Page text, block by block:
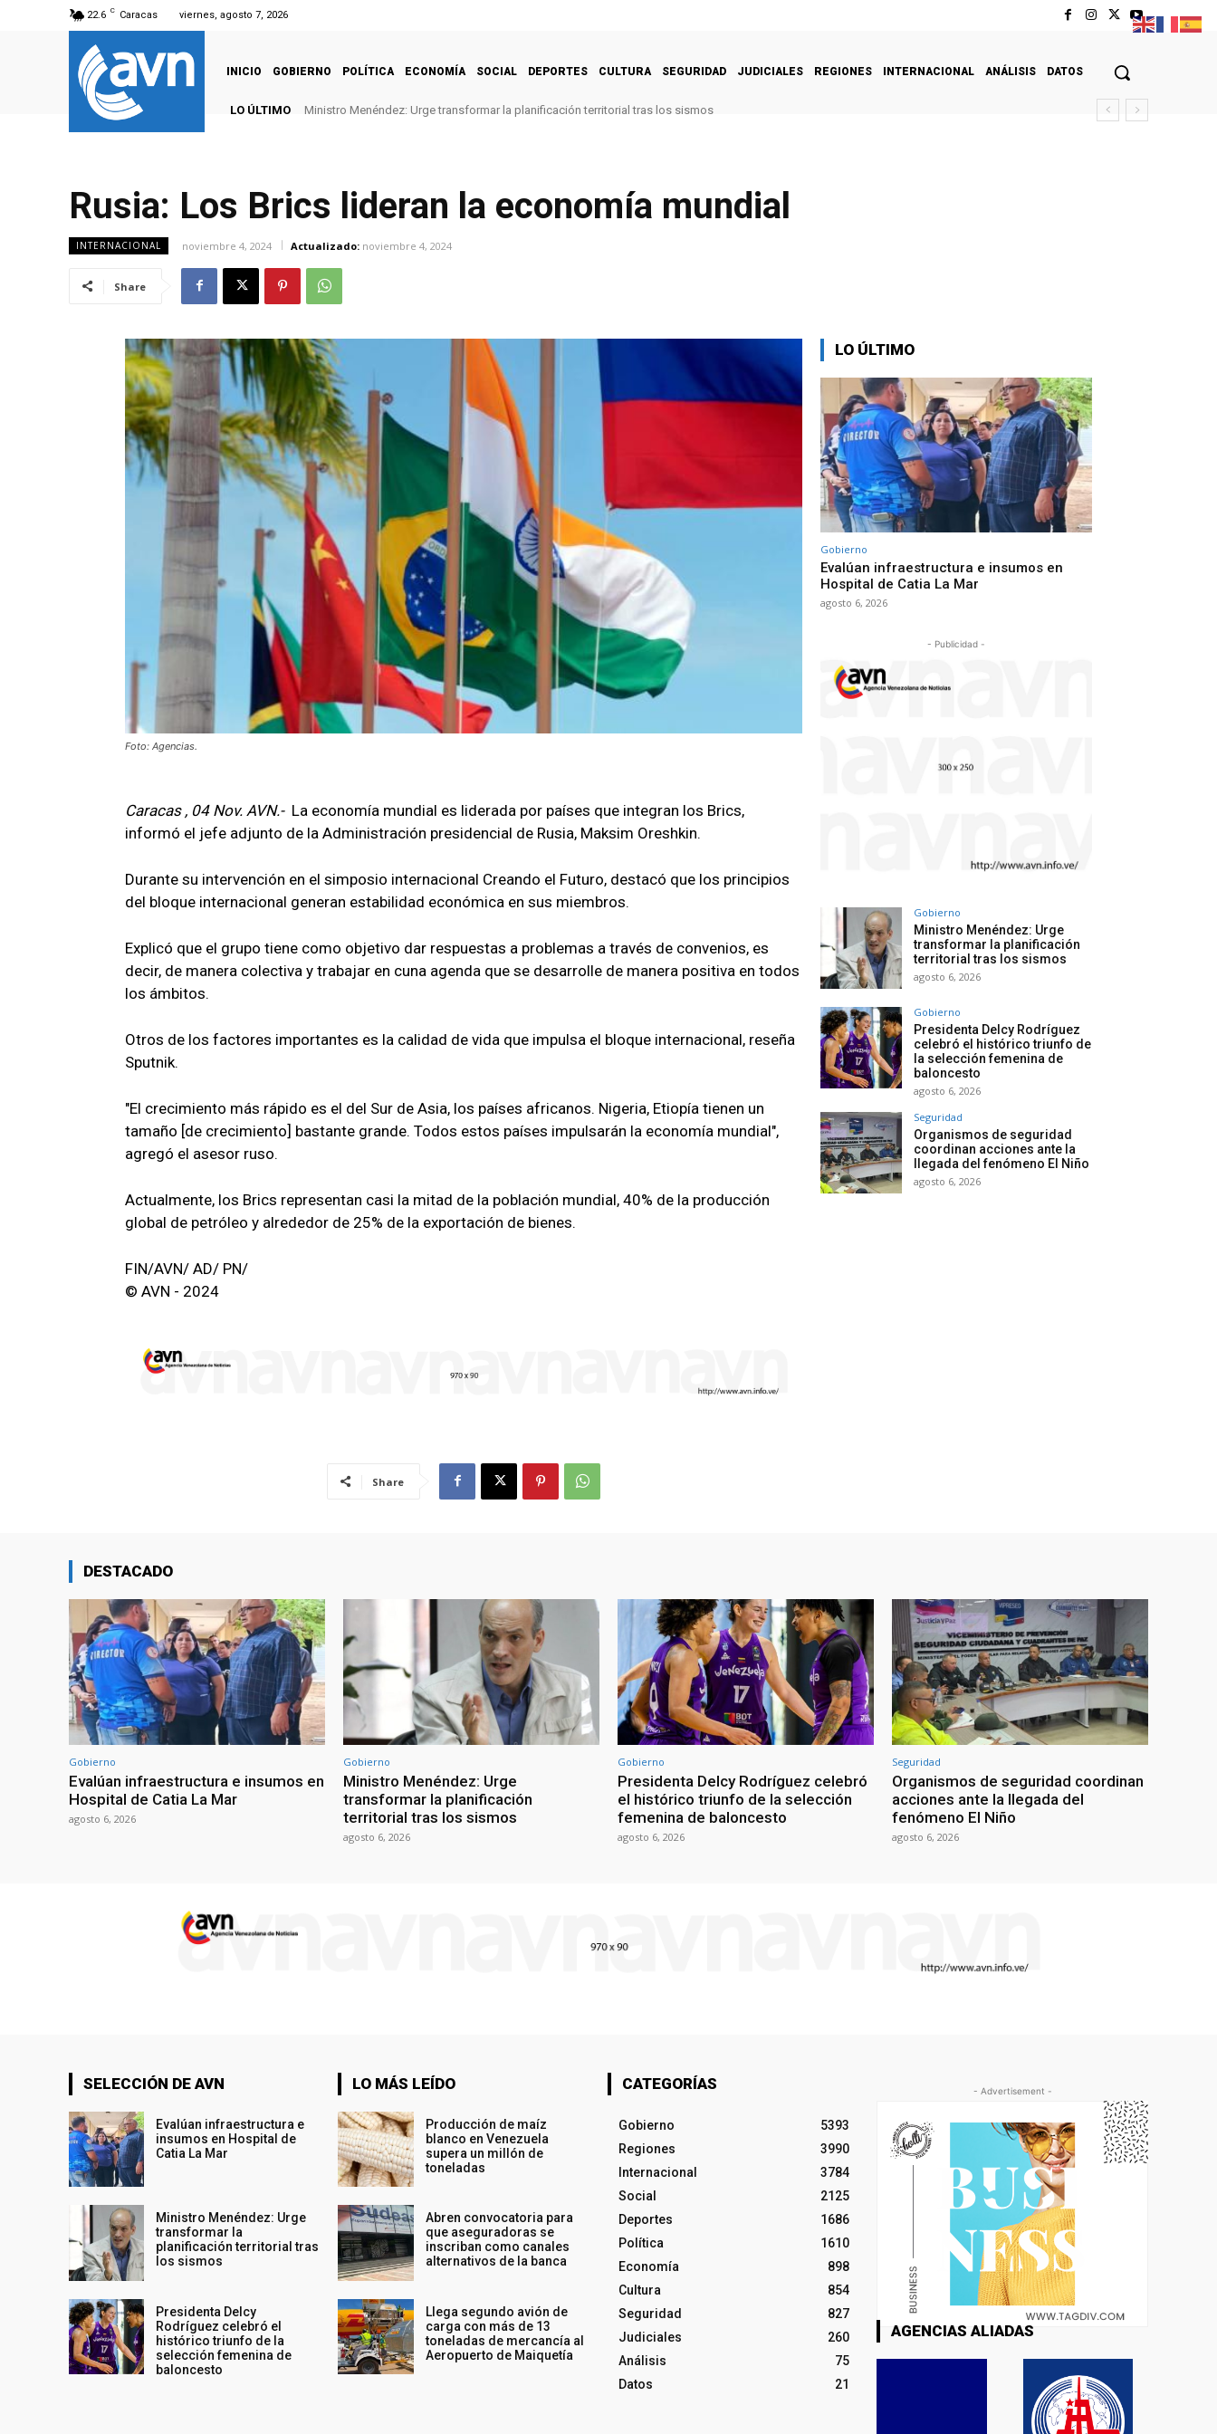
22.6 C Caracas viernes, agosto 7, 2026
INICIO GOBIERNO POLÍTICA ECONOMÍA SOCIAL DEPORTES CULTURA SEGURIDAD JUDICIALES REGIONES INTERNACIONAL ANÁLISIS DATOS
LO ÚLTIMO Ministro Menéndez: Urge transformar la planificación territorial tras los sismos
Rusia: Los Brics lideran la economía mundial
INTERNACIONAL noviembre 4, 2024 Actualizado: noviembre 4, 2024
Share
Foto: Agencias.
Caracas , 04 Nov. AVN.- La economía mundial es liderada por países que integran los Brics,
informó el jefe adjunto de la Administración presidencial de Rusia, Maksim Oreshkin.
Durante su intervención en el simposio internacional Creando el Futuro, destacó que los principios
del bloque internacional generan estabilidad económica en sus miembros.
Explicó que el grupo tiene como objetivo dar respuestas a problemas a través de convenios, es
decir, de manera colectiva y trabajar en cuna agenda que se desarrolle de manera positiva en todos
los ámbitos.
Otros de los factores importantes es la calidad de vida que impulsa el bloque internacional, reseña
Sputnik.
"El crecimiento más rápido es el del Sur de Asia, los países africanos. Nigeria, Etiopía tienen un
tamaño [de crecimiento] bastante grande. Todos estos países impulsarán la economía mundial",
agregó el asesor ruso.
Actualmente, los Brics representan casi la mitad de la población mundial, 40% de la producción
global de petróleo y alrededor de 25% de la exportación de bienes.
FIN/AVN/ AD/ PN/
© AVN - 2024
Share
LO ÚLTIMO
Gobierno
Evalúan infraestructura e insumos en
Hospital de Catia La Mar
agosto 6, 2026
- Publicidad -
Gobierno
Ministro Menéndez: Urge
transformar la planificación
territorial tras los sismos
agosto 6, 2026
Gobierno
Presidenta Delcy Rodríguez
celebró el histórico triunfo de
la selección femenina de
baloncesto
agosto 6, 2026
Seguridad
Organismos de seguridad
coordinan acciones ante la
llegada del fenómeno El Niño
agosto 6, 2026
DESTACADO
Gobierno
Evalúan infraestructura e insumos en
Hospital de Catia La Mar
agosto 6, 2026
Gobierno
Ministro Menéndez: Urge
transformar la planificación
territorial tras los sismos
agosto 6, 2026
Gobierno
Presidenta Delcy Rodríguez celebró
el histórico triunfo de la selección
femenina de baloncesto
agosto 6, 2026
Seguridad
Organismos de seguridad coordinan
acciones ante la llegada del
fenómeno El Niño
agosto 6, 2026
SELECCIÓN DE AVN
Evalúan infraestructura e
insumos en Hospital de
Catia La Mar
Ministro Menéndez: Urge
transformar la
planificación territorial tras
los sismos
Presidenta Delcy
Rodríguez celebró el
histórico triunfo de la
selección femenina de
baloncesto
LO MÁS LEÍDO
Producción de maíz
blanco en Venezuela
supera un millón de
toneladas
Abren convocatoria para
que aseguradoras se
inscriban como canales
alternativos de la banca
Llega segundo avión de
carga con más de 13
toneladas de mercancía al
Aeropuerto de Maiquetía
CATEGORÍAS
Gobierno
5393
Regiones
3990
Internacional
3784
Social
2125
Deportes
1686
Política
1610
Economía
898
Cultura
854
Seguridad
827
Judiciales
260
Análisis
75
Datos
21
- Advertisement -
AGENCIAS ALIADAS